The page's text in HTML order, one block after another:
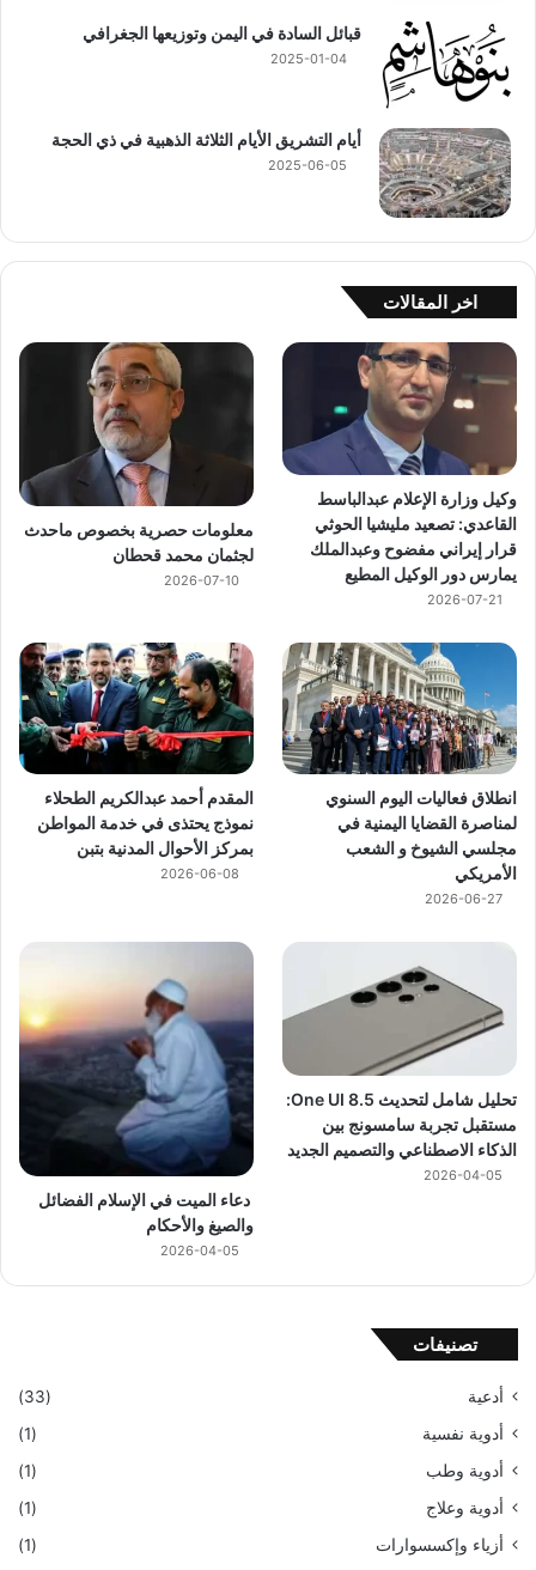
قبائل السادة في اليمن وتوزيعها الجغرافي
2025-01-04
أيام التشريق الأيام الثلاثة الذهبية في ذي الحجة
2025-06-05
اخر المقالات
وكيل وزارة الإعلام عبدالباسط
القاعدي: تصعيد مليشيا الحوثي
قرار إيراني مفضوح وعبدالملك
يمارس دور الوكيل المطيع
2026-07-21
معلومات حصرية بخصوص ماحدث
لجثمان محمد قحطان
2026-07-10
انطلاق فعاليات اليوم السنوي
لمناصرة القضايا اليمنية في
مجلسي الشيوخ و الشعب
الأمريكي
2026-06-27
المقدم أحمد عبدالكريم الطحلاء
نموذج يحتذى في خدمة المواطن
بمركز الأحوال المدنية بتبن
2026-06-08
تحليل شامل لتحديث One UI 8.5:
مستقبل تجربة سامسونج بين
الذكاء الاصطناعي والتصميم الجديد
2026-04-05
دعاء الميت في الإسلام الفضائل
والصيغ والأحكام
2026-04-05
تصنيفات
أدعية
(33)
أدوية نفسية
(1)
أدوية وطب
(1)
أدوية وعلاج
(1)
أزياء وإكسسوارات
(1)